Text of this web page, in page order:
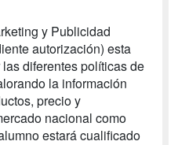
y Publicidad
autorización) esta
diferentes políticas de
la información
precio y
nacional como
estará cualificado